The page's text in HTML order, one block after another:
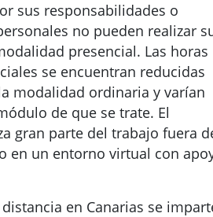
sus responsabilidades o
no pueden realizar
presencial. Las horas
se encuentran reducidas
modalidad ordinaria y varían
de que se trate. El
gran parte del trabajo fuera
en un entorno virtual con
en Canarias se